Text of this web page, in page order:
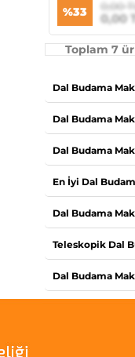
%33 0,00
0,00
Toplam 7
Dal Budama
Dal Budama
Dal Budama
En İyi Dal
Dal Budama
Teleskopik Dal
Dal Budama